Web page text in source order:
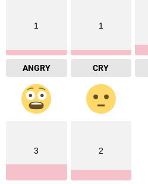
1
ANGRY
1
CRY
3 2